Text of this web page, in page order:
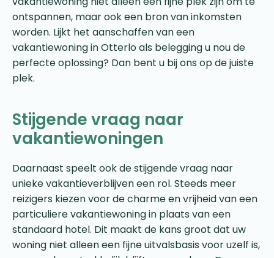
ontspannen, maar ook een bron van inkomsten
worden. Lijkt het aanschaffen van een
vakantiewoning in Otterlo als belegging u nou de
perfecte oplossing? Dan bent u bij ons op de juiste
plek.
Stijgende vraag naar
vakantiewoningen
Daarnaast speelt ook de stijgende vraag naar
unieke vakantieverblijven een rol. Steeds meer
reizigers kiezen voor de charme en vrijheid van een
particuliere vakantiewoning in plaats van een
standaard hotel. Dit maakt de kans groot dat uw
woning niet alleen een fijne uitvalsbasis voor uzelf is,